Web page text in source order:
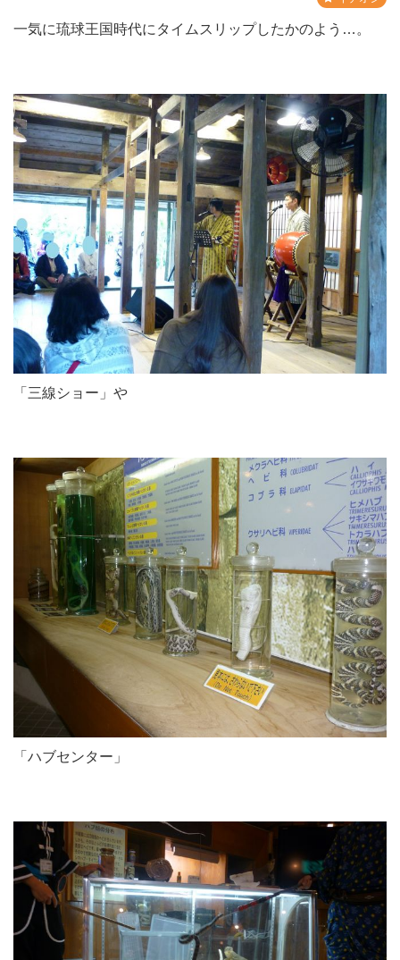
一気に琉球王国時代にタイムスリップしたかのよう…。
「三線ショー」や
「ハブセンター」